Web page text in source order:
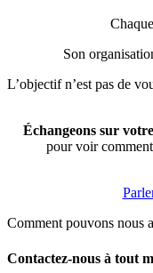
Son
L’objectif n’est pas de
Échangeons sur
pour voir
Comment pouvons nous
Contactez-nous à tout